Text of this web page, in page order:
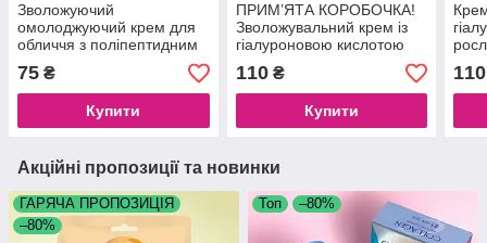
Зволожуючий
омолоджуючий крем для
обличчя з поліпептидним
екстрактом перили
BIOAQUA Polypeptide
Perilla, 60 г
75 ₴
Купити
ПРИМ’ЯТА КОРОБОЧКА!
Зволожувальний крем із
гіалуроновою кислотою
Venzen HA Hyaluronic Acid
Cream, 50 г
110₴
Купити
110
Акційні пропозиції та новинки
ГАРЯЧА ПРОПОЗИЦІЯ
–80%
Топ –80%